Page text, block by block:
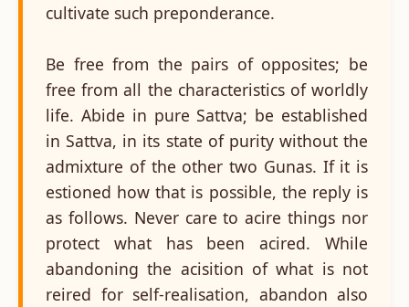
cultivate such preponderance.
Be free from the pairs of opposites; be
free from all the characteristics of worldly
life. Abide in pure Sattva; be established
in Sattva, in its state of purity without the
admixture of the other two Gunas. If it is
estioned how that is possible, the reply is
as follows. Never care to acire things nor
protect what has been acired. While
abandoning the acisition of what is not
reired for self-realisation, abandon also